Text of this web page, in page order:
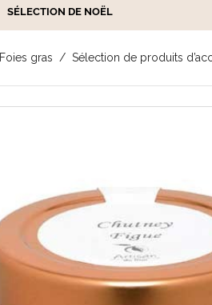
SÉLECTION DE NOËL
Foies gras Sélection de produits